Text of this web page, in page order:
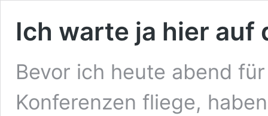
Ich warte ja hier auf
Bevor ich heute abend
Konferenzen fliege,